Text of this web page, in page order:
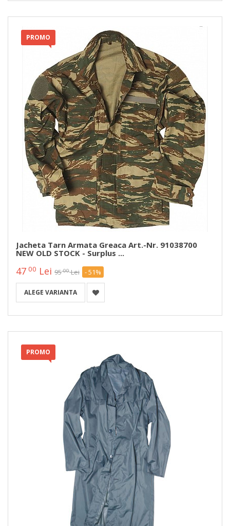
PROMO
Jacheta Tarn Armata Greaca Art.-Nr. 91038700
NEW OLD STOCK - Surplus ...
47 00 Lei 9500 Lei - 51%
ALEGE VARIANTA
PROMO